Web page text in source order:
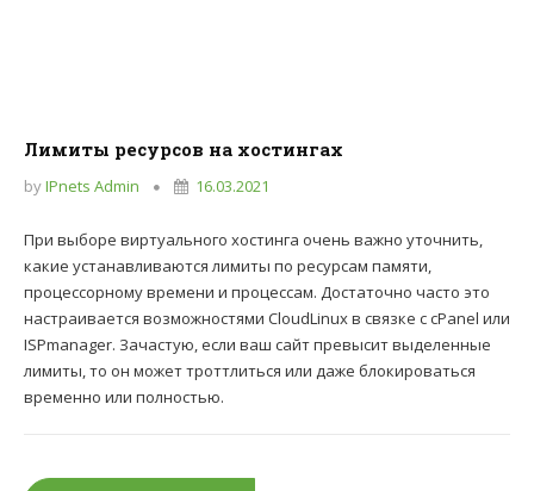
Лимиты ресурсов на хостингах
byIPnets Admin 16.03.2021
При выборе виртуального хостинга очень важно уточнить,
какие устанавливаются лимиты по ресурсам памяти,
процессорному времени и процессам. Достаточно часто это
настраивается возможностями CloudLinux в связке с cPanel или
ISPmanager. Зачастую, если ваш сайт превысит выделенные
лимиты, то он может троттлиться или даже блокироваться
временно или полностью.